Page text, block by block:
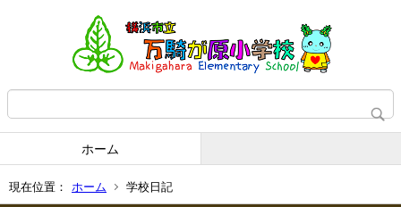
ホーム
現在位置： ホーム 学校日記